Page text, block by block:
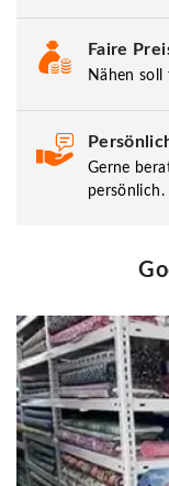
Faire
Nähen soll
Gerne
persönlich.